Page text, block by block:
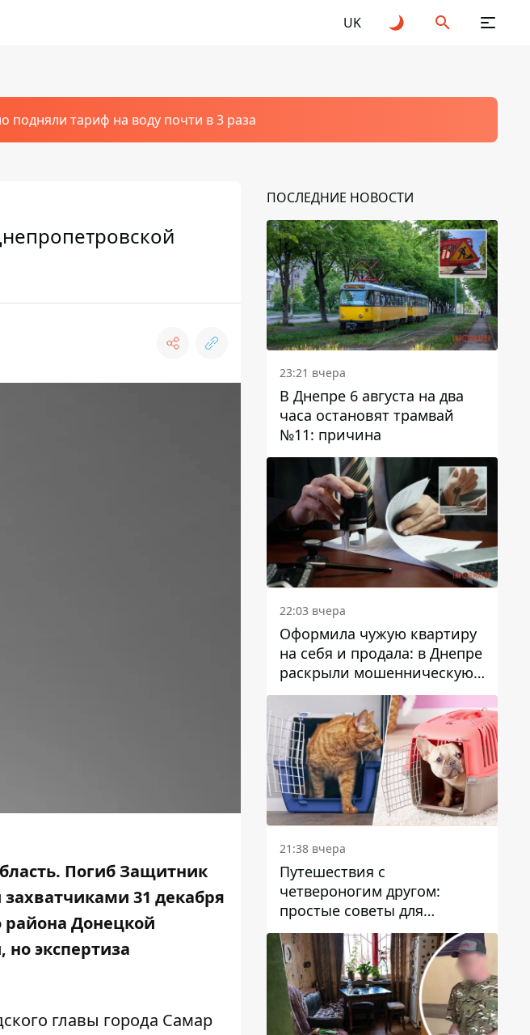
UK
подняли тариф на воду почти в 3 раза
Погиб Защитник
31 декабря
района Донецкой
экспертиза
главы города Самар
ПОСЛЕДНИЕ НОВОСТИ
23:21 вчера
В Днепре 6 августа на два
часа остановят трамвай
№11: причина
22:03 вчера
Оформила чужую квартиру
на себя и продала: в Днепре
раскрыли мошенническую
схему с недвижимостью
21:38 вчера
Путешествия с
четвероногим другом:
простые советы для
поездок с животными